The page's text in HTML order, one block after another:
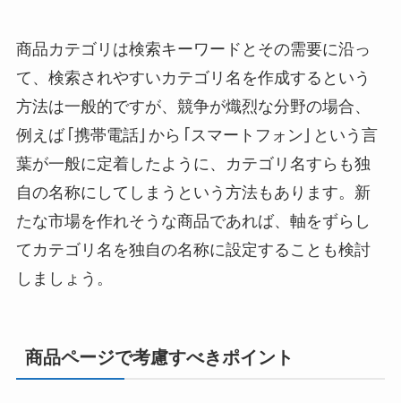
商品カテゴリは検索キーワードとその需要に沿っ
て、検索されやすいカテゴリ名を作成するという
方法は一般的ですが、競争が熾烈な分野の場合、
例えば「携帯電話」から「スマートフォン」という言
葉が一般に定着したように、カテゴリ名すらも独
自の名称にしてしまうという方法もあります。新
たな市場を作れそうな商品であれば、軸をずらし
てカテゴリ名を独自の名称に設定することも検討
しましょう。
商品ページで考慮すべきポイント